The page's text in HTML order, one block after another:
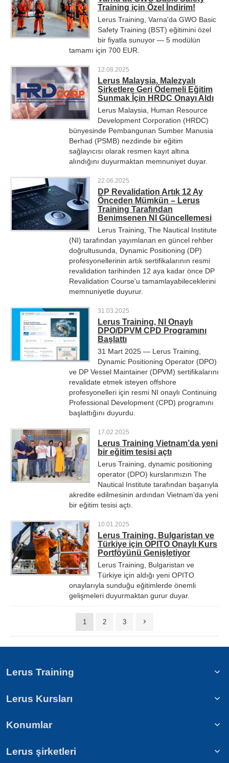
Training için Özel İndirim!
Lerus Training, Varna'da GWO Basic
Safety Training (BST) eğitimini özel
bir fiyatla sunuyor — 5 modülün
tamamı için 700 EUR.
12.08.2025
Lerus Malaysia, Malezyalı
Şirketlere Geri Ödemeli Eğitim
Sunmak İçin HRDC Onayı Aldı
Lerus Malaysia, Human Resource
Development Corporation (HRDC)
bünyesinde Pembangunan Sumber Manusia
Berhad (PSMB) nezdinde bir eğitim
sağlayıcısı olarak resmen kayıt altına
alındığını duyurmaktan memnuniyet duyar.
22.06.2025
DP Revalidation Artık 12 Ay
Önceden Mümkün – Lerus
Training Tarafından
Benimsenen NI Güncellemesi
Lerus Training, The Nautical Institute
(NI) tarafından yayımlanan en güncel rehber
doğrultusunda, Dynamic Positioning (DP)
profesyonellerinin artık sertifikalarının resmi
revalidation tarihinden 12 aya kadar önce DP
Revalidation Course'u tamamlayabileceklerini
memnuniyetle duyurur.
31.03.2025
Lerus Training, NI Onaylı
DPO/DPVM CPD Programını
Başlattı
31 Mart 2025 — Lerus Training,
Dynamic Positioning Operator (DPO)
ve DP Vessel Maintainer (DPVM) sertifikalarını
revalidate etmek isteyen offshore
profesyonelleri için resmi NI onaylı Continuing
Professional Development (CPD) programını
başlattığını duyurdu.
17.02.2025
Lerus Training Vietnam’da yeni
bir eğitim tesisi açtı
Lerus Training, dynamic positioning
operator (DPO) kurslarımızın The
Nautical Institute tarafından başarıyla
akredite edilmesinin ardından Vietnam’da yeni
bir eğitim tesisi açtı.
10.01.2025
Lerus Training, Bulgaristan ve
Türkiye için OPITO Onaylı Kurs
Portföyünü Genişletiyor
Lerus Training, Bulgaristan ve
Türkiye için aldığı yeni OPITO
onaylarıyla sunduğu eğitimlerde önemli
gelişmeleri duyurmaktan gurur duyar.
1 2 3
Lerus Training
Lerus Kursları
Konumlar
Lerus şirketleri